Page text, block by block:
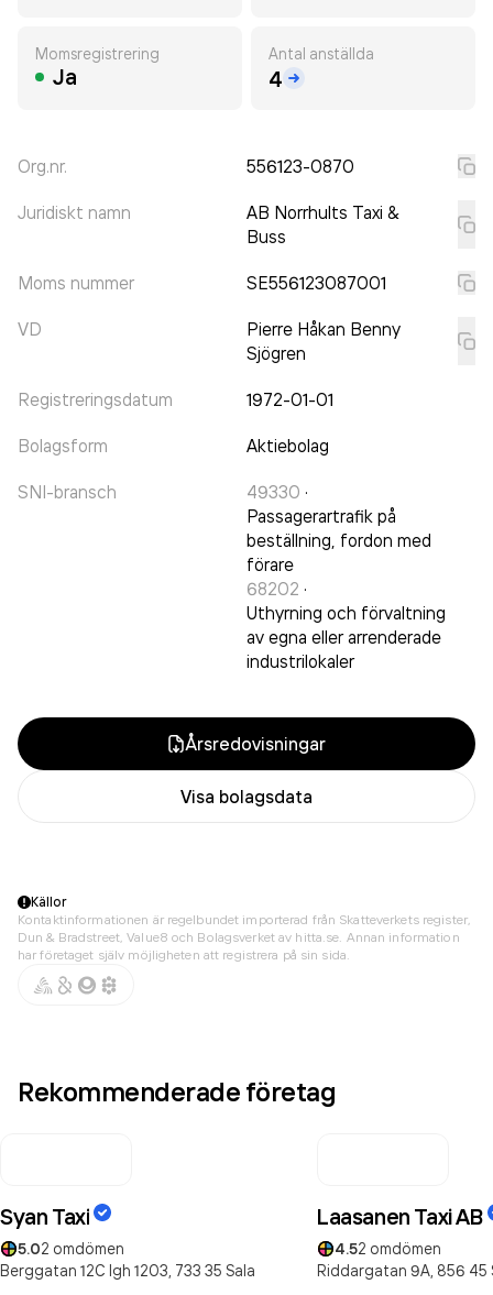
Momsregistrering
Ja
Antal anställda
4
Org.nr. 556123-0870
Juridiskt namn
AB Norrhults Taxi &
Buss
Moms nummer SE556123087001
VD
Pierre Håkan Benny
Sjögren
Registreringsdatum 1972-01-01
Bolagsform Aktiebolag
SNI-bransch 49330 ·
Passagerartrafik på
beställning, fordon med
förare
68202 ·
Uthyrning och förvaltning
av egna eller arrenderade
industrilokaler
Årsredovisningar
Visa bolagsdata
Källor
Kontaktinformationen är regelbundet importerad från Skatteverkets register,
Dun & Bradstreet, Value8 och Bolagsverket av hitta.se. Annan information
har företaget själv möjligheten att registrera på sin sida.
Rekommenderade företag
Syan Taxi
5.02 omdömen
Berggatan 12C lgh 1203, 733 35 Sala
Laasanen Taxi AB
4.52 omdömen
Riddargatan 9A, 856 45